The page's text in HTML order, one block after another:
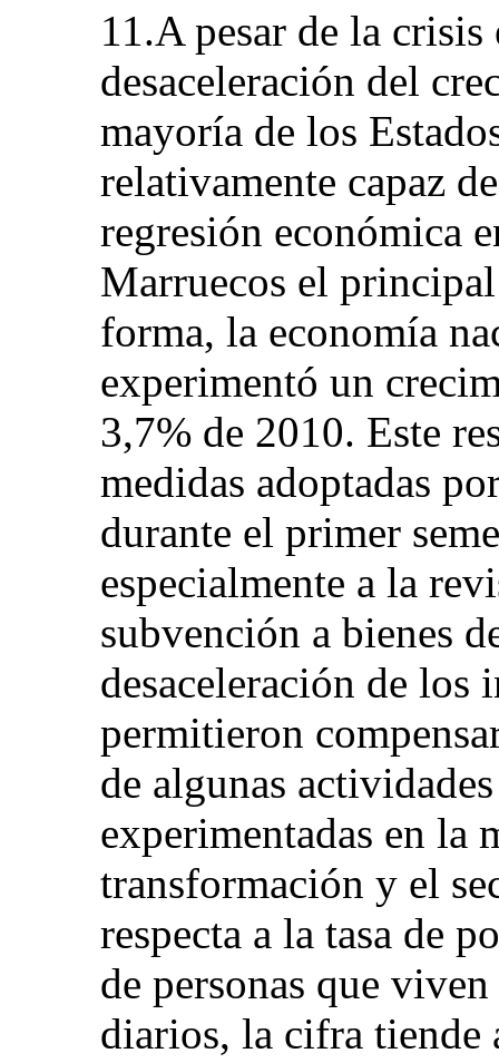
11.A pesar de la
desaceleración del
mayoría de los
relativamente capaz
regresión económica
Marruecos el
forma, la economía
experimentó un
3,7% de 2010. Este
medidas adoptadas
durante el primer
especialmente a la
subvención a bienes
desaceleración de los
permitieron
de algunas
experimentadas en la
transformación y el
respecta a la tasa de
de personas que
diarios, la cifra tiende